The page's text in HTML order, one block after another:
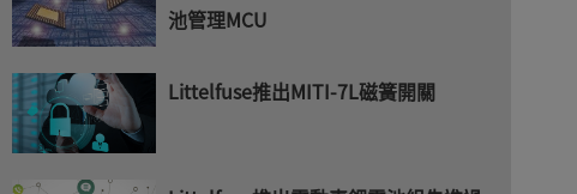
池管理MCU
Littelfuse推出MITI-7L磁簧開關